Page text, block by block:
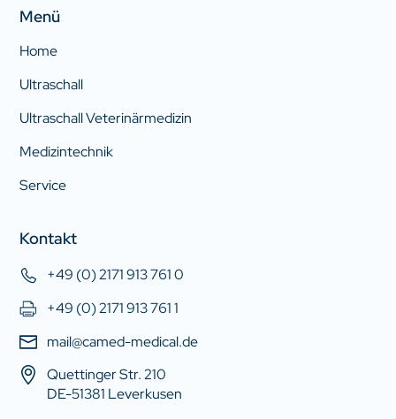
Menü
Home
Ultraschall
Ultraschall Veterinärmedizin
Medizintechnik
Service
Kontakt
+49 (0) 2171 913 761 0
+49 (0) 2171 913 761 1
mail@camed-medical.de
Quettinger Str. 210
DE-51381 Leverkusen